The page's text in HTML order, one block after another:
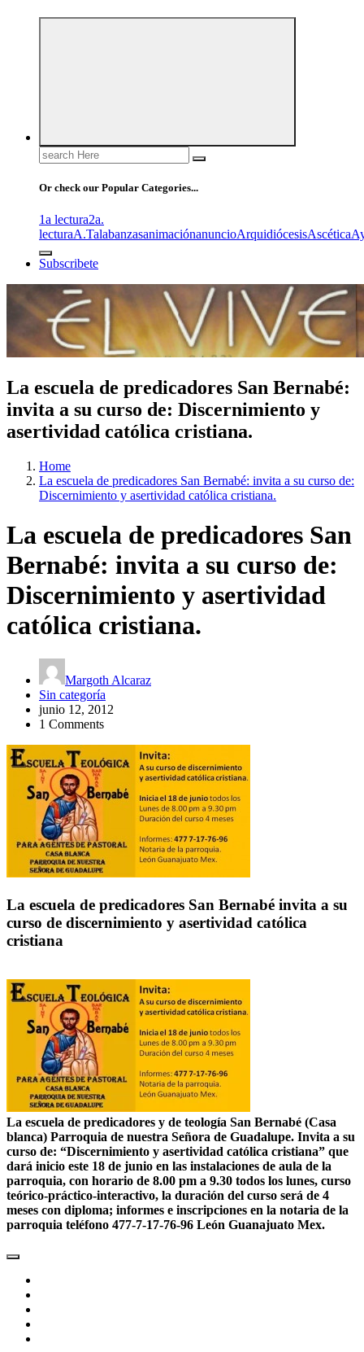
Search
for:
Or check our Popular Categories...
1a lectura2a.
lecturaA.TalabanzasanimaciónanuncioArquidiócesisAscética
Subscribete
La escuela de predicadores San Bernabé:
invita a su curso de: Discernimiento y
asertividad católica cristiana.
Home
La escuela de predicadores San Bernabé: invita a su curso de:
Discernimiento y asertividad católica cristiana.
La escuela de predicadores San
Bernabé: invita a su curso de:
Discernimiento y asertividad
católica cristiana.
Margoth Alcaraz
Sin categoría
junio 12, 2012
1 Comments
La escuela de predicadores San Bernabé invita a su
curso de discernimiento y asertividad católica
cristiana
La escuela de predicadores y de teología San Bernabé (Casa
blanca) Parroquia de nuestra Señora de Guadalupe. Invita a su
curso de: “Discernimiento y asertividad católica cristiana” que
dará inicio este 18 de junio en las instalaciones de aula de la
parroquia, con horario de 8.00 pm a 9.30 todos los lunes, curso
teórico-práctico-interactivo, la duración del curso será de 4
meses con diploma; informes e inscripciones en la notaria de la
parroquia teléfono 477-7-17-76-96 León Guanajuato Mex.